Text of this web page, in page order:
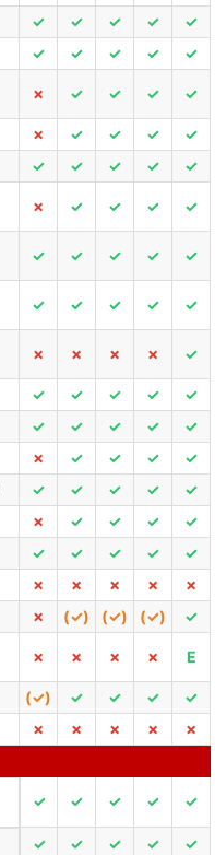
✓ ✓ ✓ ✓
✓
✓ ✓ ✓ ✓
✓
✗ ✓ ✓ ✓ ✓
✗ ✓ ✓ ✓
✓
✓ ✓ ✓ ✓
✓
✗ ✓ ✓ ✓ ✓
✓ ✓ ✓ ✓ ✓
✓ ✓ ✓ ✓ ✓
✗ ✗ ✗ ✗ ✓
✓ ✓ ✓ ✓
✓
✓ ✓ ✓ ✓
✓
✗ ✓ ✓ ✓
✓
✓ ✓ ✓ ✓
✓
✗ ✓ ✓ ✓
✓
✓ ✓ ✓ ✓
✓
✗ ✗ ✗ ✗
✗
✗ (✓) (✓) (✓)
✓
✗ ✗ ✗ ✗ E
(✓) ✓ ✓ ✓
✓
✗ ✗ ✗ ✗
✗
✓ ✓ ✓ ✓ ✓
✓ ✓ ✓ ✓
✓